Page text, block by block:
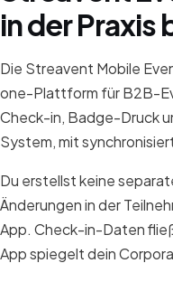
in der
Die Streavent Mobile
one-Plattform für B2B-
Check-in, Badge-Druck
System, mit
Du erstellst keine
Änderungen in der
App. Check-in-Daten
App spiegelt dein